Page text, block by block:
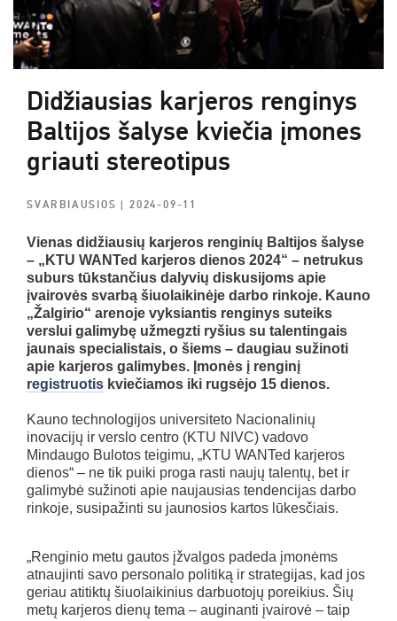
Didžiausias karjeros renginys
Baltijos šalyse kviečia įmones
griauti stereotipus
SVARBIAUSIOS| 2024-09-11
Vienas didžiausių karjeros renginių Baltijos šalyse
– „KTU WANTed karjeros dienos 2024“ – netrukus
suburs tūkstančius dalyvių diskusijoms apie
įvairovės svarbą šiuolaikinėje darbo rinkoje. Kauno
„Žalgirio“ arenoje vyksiantis renginys suteiks
verslui galimybę užmegzti ryšius su talentingais
jaunais specialistais, o šiems – daugiau sužinoti
apie karjeros galimybes. Įmonės į renginį
registruotis kviečiamos iki rugsėjo 15 dienos.
Kauno technologijos universiteto Nacionalinių
inovacijų ir verslo centro (KTU NIVC) vadovo
Mindaugo Bulotos teigimu, „KTU WANTed karjeros
dienos“ – ne tik puiki proga rasti naujų talentų, bet ir
galimybė sužinoti apie naujausias tendencijas darbo
rinkoje, susipažinti su jaunosios kartos lūkesčiais.
„Renginio metu gautos įžvalgos padeda įmonėms
atnaujinti savo personalo politiką ir strategijas, kad jos
geriau atitiktų šiuolaikinius darbuotojų poreikius. Šių
metų karjeros dienų tema – auginanti įvairovė – taip